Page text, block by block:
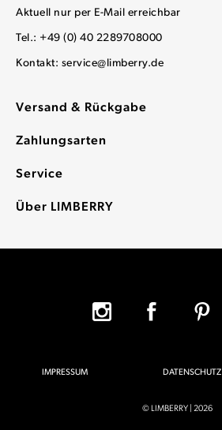
Versand & Rückgabe
Zahlungsarten
Service
Über LIMBERRY
Aktuell nur per E-Mail erreichbar
Tel.: +49 (0) 40 2289708000
Kontakt: service@limberry.de
IMPRESSUM DATENSCHUTZ
© LIMBERRY | 2026